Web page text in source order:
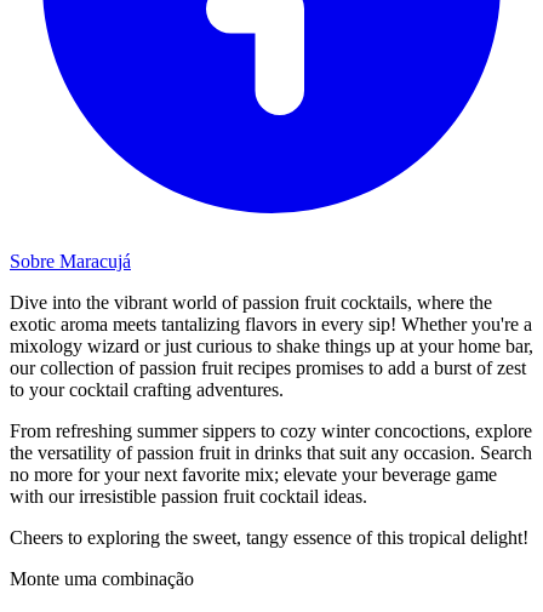
Sobre Maracujá
Dive into the vibrant world of passion fruit cocktails, where the
exotic aroma meets tantalizing flavors in every sip! Whether you're a
mixology wizard or just curious to shake things up at your home bar,
our collection of passion fruit recipes promises to add a burst of zest
to your cocktail crafting adventures.
From refreshing summer sippers to cozy winter concoctions, explore
the versatility of passion fruit in drinks that suit any occasion. Search
no more for your next favorite mix; elevate your beverage game
with our irresistible passion fruit cocktail ideas.
Cheers to exploring the sweet, tangy essence of this tropical delight!
Monte uma combinação